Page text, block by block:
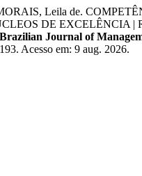
Leila de.
DE EXCELÊNCIA |
Brazilian Journal of
Acesso em: 9 aug. 2026.